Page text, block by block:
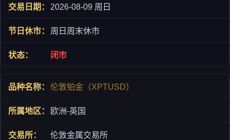
2026-08-09 周日
周日周末休市
闭市
伦敦铂金（XPTUSD）
欧洲-英国
伦敦金属交易所